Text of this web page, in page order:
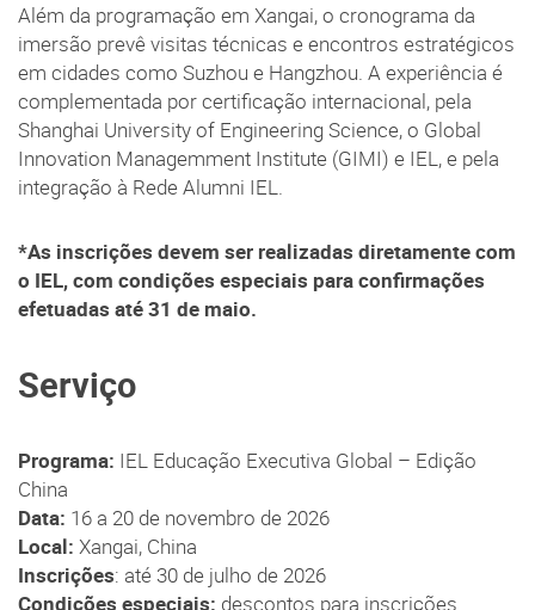
Além da programação em Xangai, o cronograma da
imersão prevê visitas técnicas e encontros estratégicos
em cidades como Suzhou e Hangzhou. A experiência é
complementada por certificação internacional, pela
Shanghai University of Engineering Science, o Global
Innovation Managemment Institute (GIMI) e IEL, e pela
integração à Rede Alumni IEL.
*As inscrições devem ser realizadas diretamente com
o IEL, com condições especiais para confirmações
efetuadas até 31 de maio.
Serviço
Programa: IEL Educação Executiva Global – Edição
China
Data: 16 a 20 de novembro de 2026
Local: Xangai, China
Inscrições: até 30 de julho de 2026
Condições especiais: descontos para inscrições